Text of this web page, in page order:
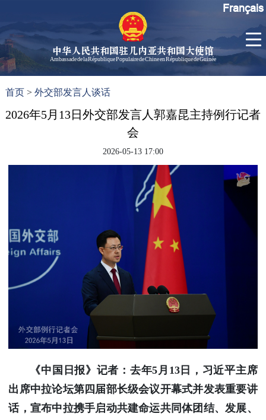
中华人民共和国驻几内亚共和国大使馆
Ambassade de la République Populaire de Chine en République de Guinée
大使信
辞
孙勇大
使简历
中国历
任驻几
内亚大
使馆信
使馆领
人
联系方
使馆掠
影
几
Français
首页 >外交部发言人谈话
2026年5月13日外交部发言人郭嘉昆主持例行记者
会
2026-05-13 17:00
《中国日报》记者：去年5月13日，习近平主席
出席中拉论坛第四届部长级会议开幕式并发表重要讲
话，宣布中拉携手启动共建命运共同体团结、发展、